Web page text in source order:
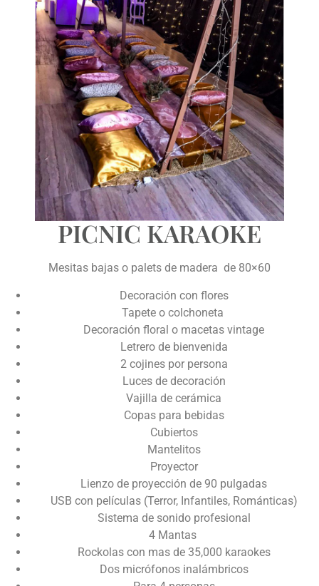
PICNIC KARAOKE
Mesitas bajas o palets de madera de 80×60
Decoración con flores
Tapete o colchoneta
Decoración floral o macetas vintage
Letrero de bienvenida
2 cojines por persona
Luces de decoración
Vajilla de cerámica
Copas para bebidas
Cubiertos
Mantelitos
Proyector
Lienzo de proyección de 90 pulgadas
USB con películas (Terror, Infantiles, Románticas)
Sistema de sonido profesional
4 Mantas
Rockolas con mas de 35,000 karaokes
Dos micrófonos inalámbricos